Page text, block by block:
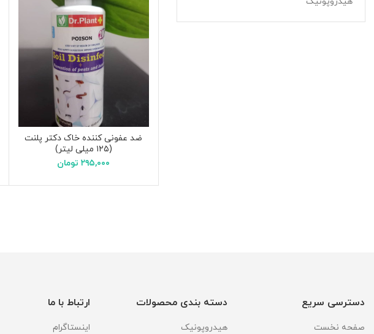
ضد عفونی کننده خاک دکتر پلنت
(۱۲۵ میلی لیتر)
۲۹۵,۰۰۰ تومان
دسترسی سریع
صفحه نخست
دسته بندی محصولات
هیدروپونیک
ارتباط با ما
اینستاگرام